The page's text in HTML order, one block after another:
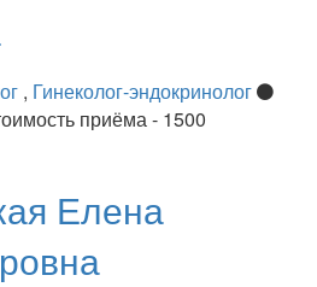
, Гинеколог-эндокринолог
приёма - 1500
Елена